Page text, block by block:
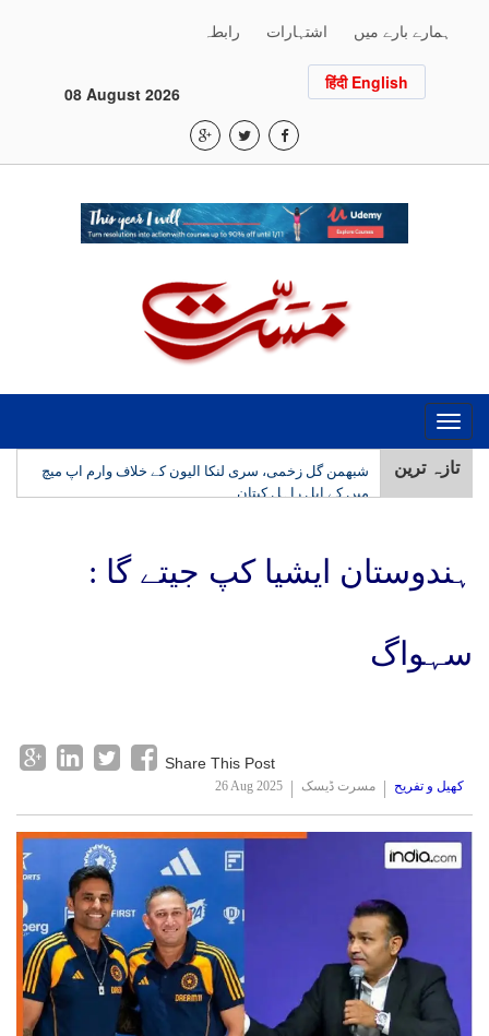
ہمارے بارے میں اشتہارات رابطہ
08 August 2026
हिंदी English
Toggle
navigation
تازہ ترین
شبھمن گل زخمی، سری لنکا الیون کے خلاف وارم اپ میچ
میں کے ایل راہل کپتان
ہندوستان ایشیا کپ جیتے گا :
سہواگ
Share This Post
26 Aug 2025 مسرت ڈیسک کھیل و تفریح